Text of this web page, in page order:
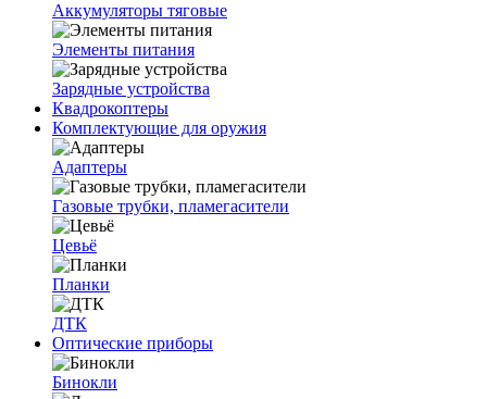
Аккумуляторы тяговые
Элементы питания
Зарядные устройства
Квадрокоптеры
Комплектующие для оружия
Адаптеры
Газовые трубки, пламегасители
Цевьё
Планки
ДТК
Оптические приборы
Бинокли